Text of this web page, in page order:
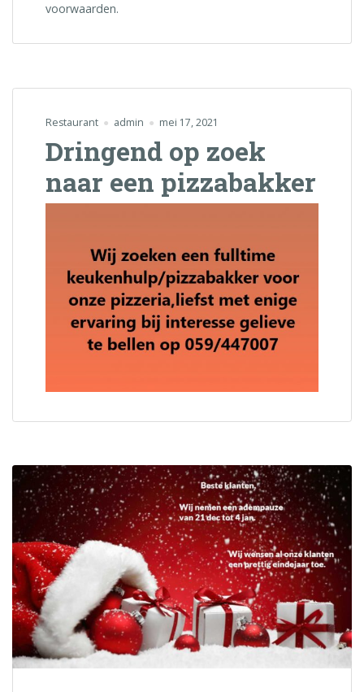
voorwaarden.
Restaurant admin mei 17, 2021
Dringend op zoek
naar een pizzabakker